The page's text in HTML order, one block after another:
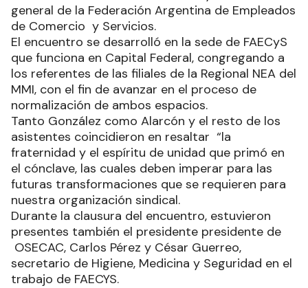
general de la Federación Argentina de Empleados
de Comercio y Servicios.
El encuentro se desarrolló en la sede de FAECyS
que funciona en Capital Federal, congregando a
los referentes de las filiales de la Regional NEA del
MMI, con el fin de avanzar en el proceso de
normalización de ambos espacios.
Tanto González como Alarcón y el resto de los
asistentes coincidieron en resaltar “la
fraternidad y el espíritu de unidad que primó en
el cónclave, las cuales deben imperar para las
futuras transformaciones que se requieren para
nuestra organización sindical.
Durante la clausura del encuentro, estuvieron
presentes también el presidente presidente de
OSECAC, Carlos Pérez y César Guerreo,
secretario de Higiene, Medicina y Seguridad en el
trabajo de FAECYS.